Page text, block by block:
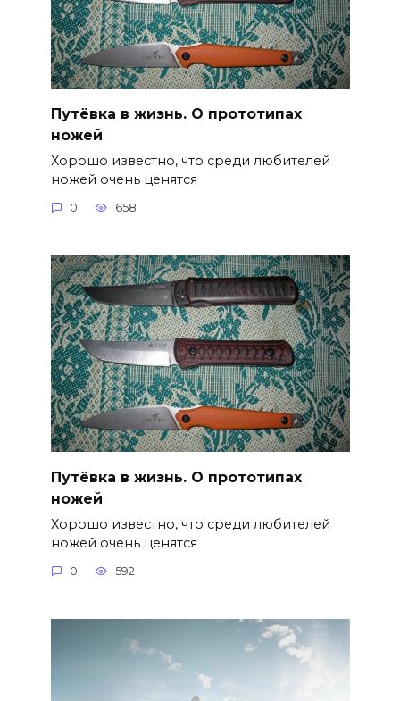
Путёвка в жизнь. О прототипах
ножей
Хорошо известно, что среди любителей
ножей очень ценятся
0 658
Путёвка в жизнь. О прототипах
ножей
Хорошо известно, что среди любителей
ножей очень ценятся
0 592